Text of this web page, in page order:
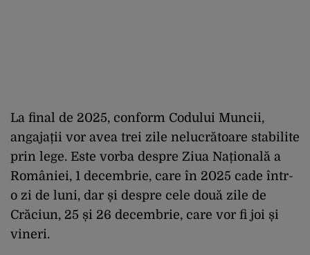
La final de 2025, conform Codului Muncii,
angajații vor avea trei zile nelucrătoare stabilite
prin lege. Este vorba despre Ziua Națională a
României, 1 decembrie, care în 2025 cade într-
o zi de luni, dar și despre cele două zile de
Crăciun, 25 și 26 decembrie, care vor fi joi și
vineri.